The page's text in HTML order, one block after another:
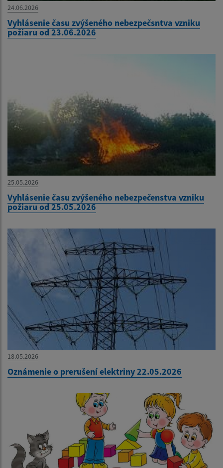
24.06.2026
Vyhlásenie času zvýšeného nebezpečsntva vzniku
požiaru od 23.06.2026
25.05.2026
Vyhlásenie času zvýšeného nebezpečenstva vzniku
požiaru od 25.05.2026
18.05.2026
Oznámenie o prerušení elektriny 22.05.2026